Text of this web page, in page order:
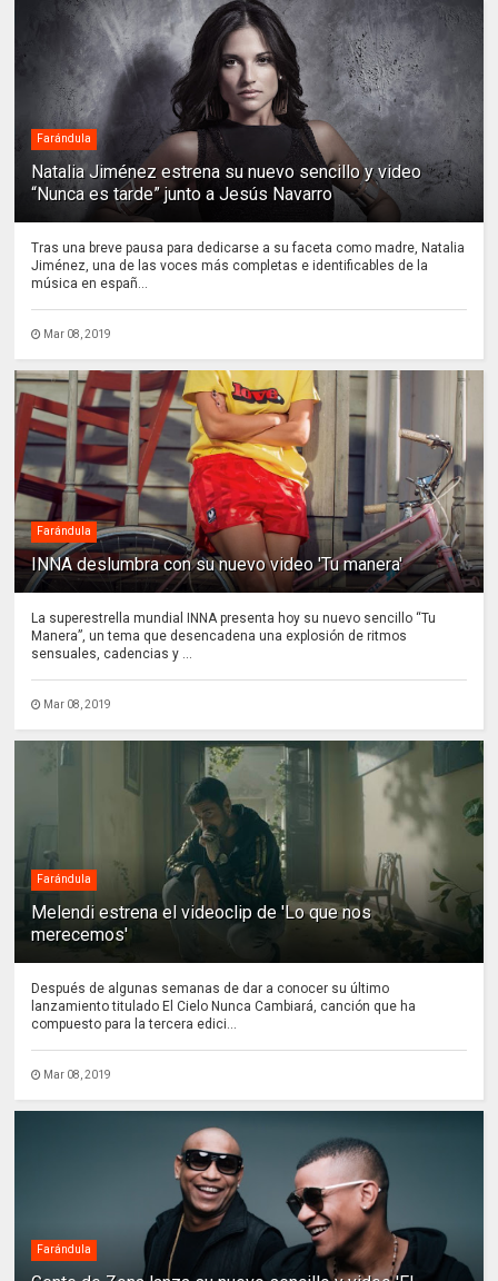
Farándula
Natalia Jiménez estrena su nuevo sencillo y video
“Nunca es tarde” junto a Jesús Navarro
Tras una breve pausa para dedicarse a su faceta como madre, Natalia
Jiménez, una de las voces más completas e identificables de la
música en españ...
Mar 08, 2019
Farándula
INNA deslumbra con su nuevo video 'Tu manera'
La superestrella mundial INNA presenta hoy su nuevo sencillo “Tu
Manera”, un tema que desencadena una explosión de ritmos
sensuales, cadencias y ...
Mar 08, 2019
Farándula
Melendi estrena el videoclip de 'Lo que nos
merecemos'
Después de algunas semanas de dar a conocer su último
lanzamiento titulado El Cielo Nunca Cambiará, canción que ha
compuesto para la tercera edici...
Mar 08, 2019
Farándula